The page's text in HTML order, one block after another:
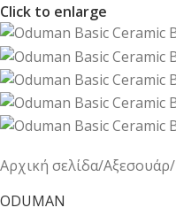
Click to enlarge
Αρχική σελίδα/Αξεσουάρ/
ODUMAN